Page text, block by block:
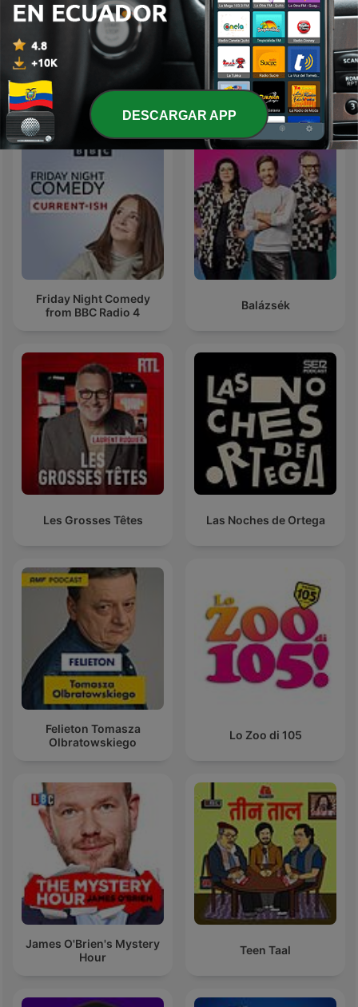
Chistes,cuentos LOS ARCHIVOS DEL FBI
Más podcasts internacionales de Comedia
Friday Night Comedy
from BBC Radio 4
Balázsék
Les Grosses Têtes Las Noches de Ortega
Felieton Tomasza
Olbratowskiego
Lo Zoo di 105
James O'Brien's Mystery
Hour
Teen Taal
DESCARGAR APP